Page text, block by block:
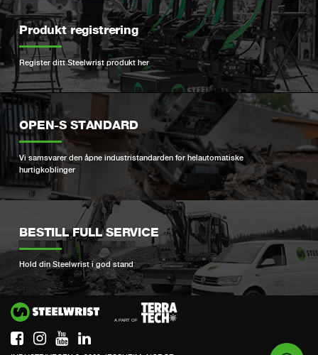
Produkt registrering
Register ditt Steelwrist produkt her
OPEN-S STANDARD
Vi samsvarer den åpne industristandarden for helautomatiske
hurtigkoblinger
BESTILL FULL SERVICE
Hold din Steelwrist i god stand